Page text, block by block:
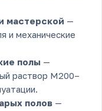
мастерской —
и механические
полы —
раствор М200–
полов —